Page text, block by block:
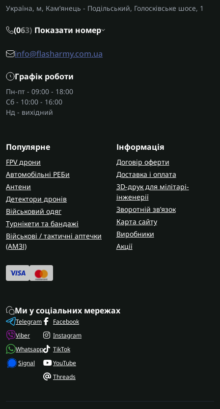
Україна, м, Кам’янець - Подільський, Голосківське шосе, 1
(063) Показати номер
info@flasharmy.com.ua
Графік роботи
Пн-пт - 09:00 - 18:00
Сб - 10:00 - 16:00
Нд - вихідний
Популярне
FPV дрони
Автомобільні РЕБи
Антени
Детектори дронів
Військовий одяг
Турнікети та бандажі
Військові / тактичні аптечки
(AMЗІ)
Інформація
Договір оферти
Доставка і оплата
3D-друк для мілітарі-
інженерії
Зворотній зв’язок
Карта сайту
Виробники
Акції
Ми у соціальних мережах
Telegram
Viber
Whatsapp
Signal
Facebook
Instagram
TikTok
YouTube
Threads